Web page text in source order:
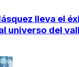
lleva el
universo del